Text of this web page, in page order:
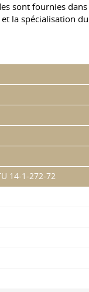
sont fournies
la spécialisation
14-1-272-72